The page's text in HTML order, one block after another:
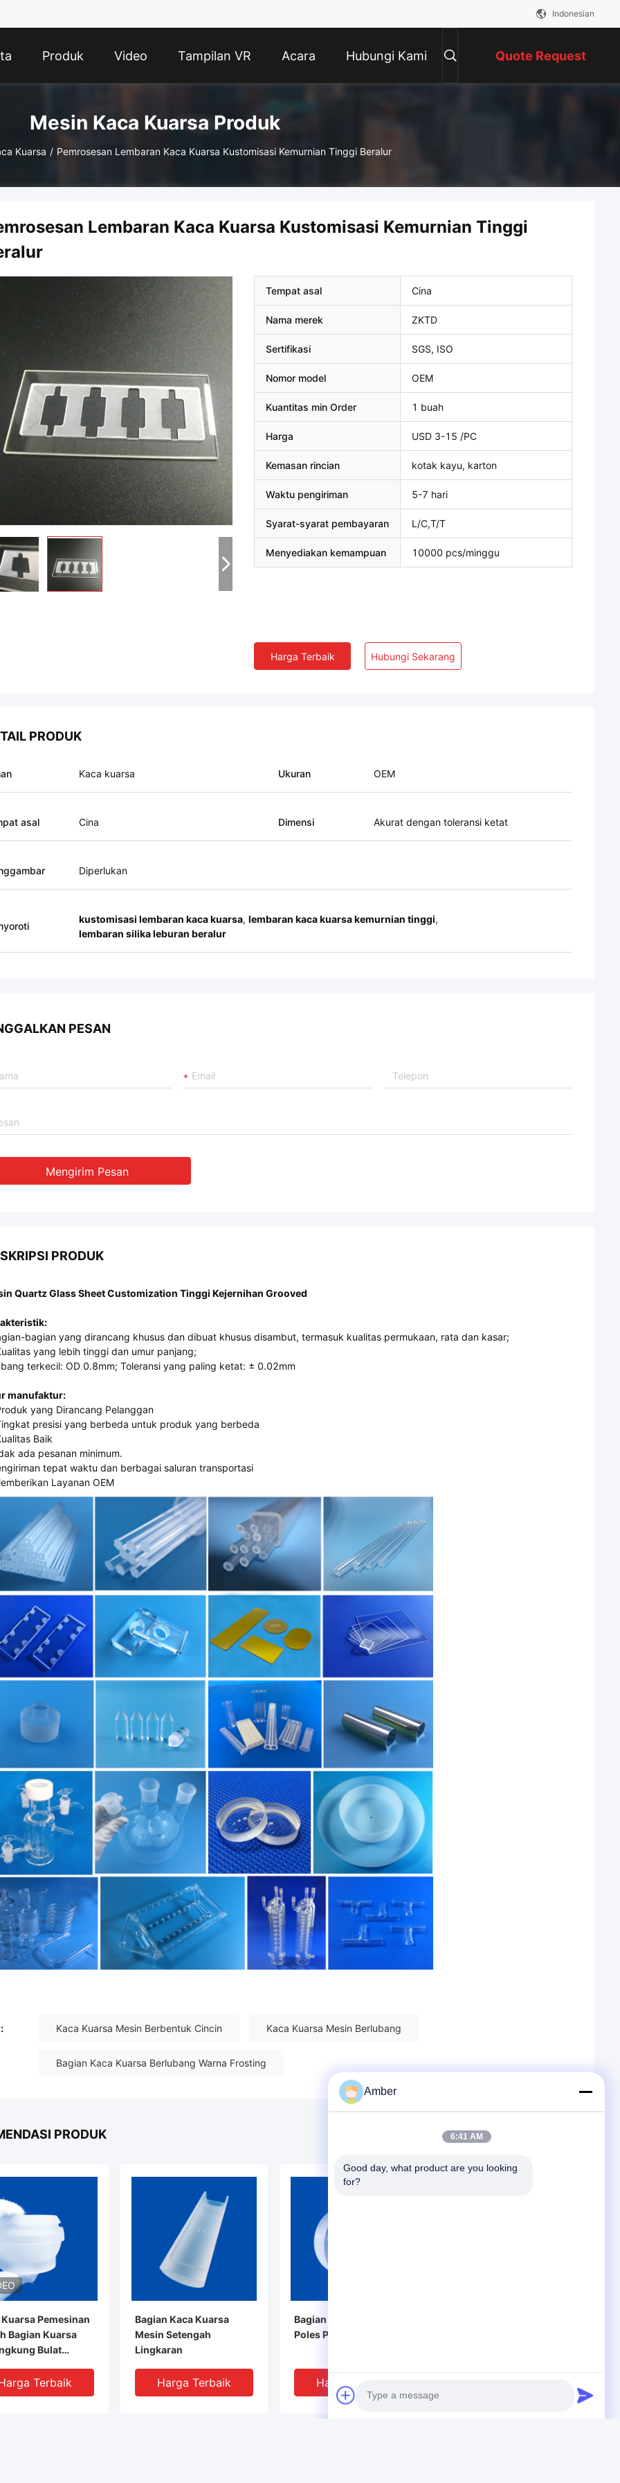
Indonesian
Produk Video Tampilan VR Acara Hubungi Kami Quote Request
Mesin Kaca Kuarsa Produk
Kuarsa / Pemrosesan Lembaran Kaca Kuarsa Kustomisasi Kemurnian Tinggi Beralur
Lembaran Kaca Kuarsa Kustomisasi Kemurnian Tinggi
Tempat asal Cina
Nama merek ZKTD
Sertifikasi SGS, ISO
Nomor model OEM
Kuantitas min Order 1 buah
Harga USD 3-15 /PC
Kemasan rincian kotak kayu, karton
Waktu pengiriman 5-7 hari
Syarat-syarat pembayaran L/C,T/T
Menyediakan kemampuan 10000 pcs/minggu
Harga Terbaik Hubungi Sekarang
PRODUK
Kaca kuarsa Ukuran OEM
asal Cina Dimensi Akurat dengan toleransi ketat
Diperlukan
kustomisasi lembaran kaca kuarsa, lembaran kaca kuarsa kemurnian tinggi,
lembaran silika leburan beralur
PESAN
Mengirim Pesan
PRODUK
Quartz Glass Sheet Customization Tinggi Kejernihan Grooved
bagian yang dirancang khusus dan dibuat khusus disambut, termasuk kualitas permukaan, rata dan kasar;
yang lebih tinggi dan umur panjang;
terkecil: OD 0.8mm; Toleransi yang paling ketat: ± 0.02mm
manufaktur:
yang Dirancang Pelanggan
presisi yang berbeda untuk produk yang berbeda
Baik
ada pesanan minimum.
tepat waktu dan berbagai saluran transportasi
Layanan OEM
Kaca Kuarsa Mesin Berbentuk Cincin Kaca Kuarsa Mesin Berlubang
Bagian Kaca Kuarsa Berlubang Warna Frosting
PRODUK
Pemesinan
Bagian Kuarsa
Bulat
Terbaik
Bagian Kaca Kuarsa
Mesin Setengah
Lingkaran
Harga Terbaik
Bagian Perakitan Kuarsa
Poles Pori
Harga Terbaik
Amber
6:41 AM
Good day, what product are you looking
for?